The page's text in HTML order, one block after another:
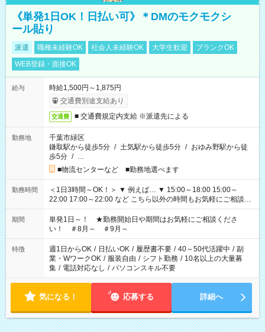
《単発1日OK！日払い可》＊DMのモクモクシ
ール貼り
派遣 職種未経験OK 社会人未経験OK 大学生歓迎
ブランクOK
WEB登録・面接OK
給与
時給1,500円～1,875円
交通費別途支給あり
交通費 ■ 交通費規定内支給 ※派遣先による
勤務地
千葉市緑区
鎌取駅から徒歩5分 / 土気駅から徒歩5分 / おゆみ野駅から徒
歩5分 / …
■物流センターなど ■勤務地選べます
勤務時間
＜1日3時間～OK！＞ ▼ 例えば… ▼ 15:00～18:00 15:00～
22:00 17:00～22:00 など こちら以外の時間もお気軽にご相談く
ださい！
期間
単発1日～！ ★勤務開始日や期間はお気軽にご相談くださ
い！ ＃8月～ ＃9月～
特徴 週1日からOK / 日払いOK / 履歴書不要 / 40～50代活躍中 / 副
業・WワークOK / 服装自由 / シフト勤務 / 10名以上の大量募
集 / 電話対応なし / パソコンスキル不要
気になる！ 応募する 詳細へ